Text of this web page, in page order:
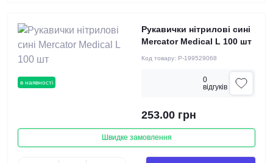
в наявності
Рукавички нітрилові сині
Mercator Medical L 100 шт
Код товару: P-199529068
0
вiдгукiв
253.00 грн
Швидке замовлення